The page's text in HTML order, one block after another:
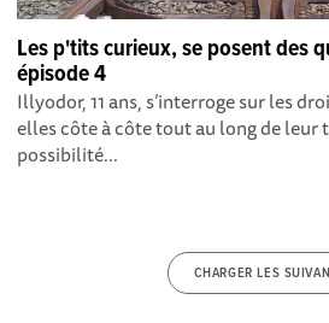
Les p'tits curieux, se posent des
épisode 4
Illyodor, 11 ans, s’interroge sur les
elles côte à côte tout au long de leur
possibilité...
CHARGER LES